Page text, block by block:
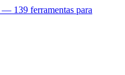
139 ferramentas para